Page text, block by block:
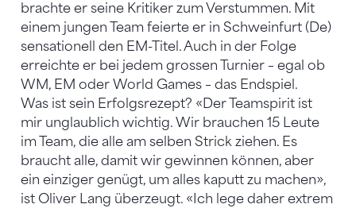
brachte er seine Kritiker zum Verstummen. Mit
einem jungen Team feierte er in Schweinfurt (De)
sensationell den EM-Titel. Auch in der Folge
erreichte er bei jedem grossen Turnier – egal ob
WM, EM oder World Games – das Endspiel.
Was ist sein Erfolgsrezept? «Der Teamspirit ist
mir unglaublich wichtig. Wir brauchen 15 Leute
im Team, die alle am selben Strick ziehen. Es
braucht alle, damit wir gewinnen können, aber
ein einziger genügt, um alles kaputt zu machen»,
ist Oliver Lang überzeugt. «Ich lege daher extrem